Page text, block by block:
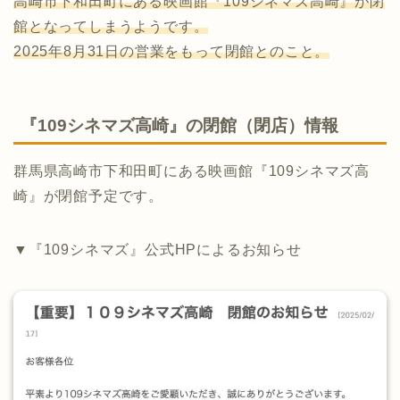
館となってしまうようです。
2025年8月31日の営業をもって閉館とのこと。
『109シネマズ高崎』の閉館（閉店）情報
群馬県高崎市下和田町にある映画館『109シネマズ高
崎』が閉館予定です。
▼『109シネマズ』公式HPによるお知らせ